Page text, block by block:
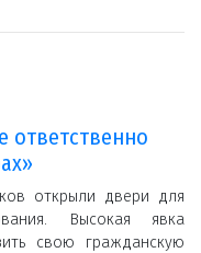
ответственно
открыли двери для
Высокая явка
свою гражданскую